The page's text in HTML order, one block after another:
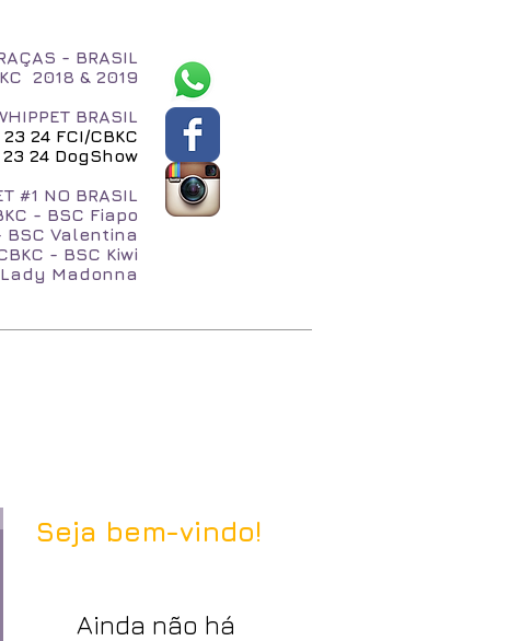
- BRASIL
2018 & 2019
BRASIL
24 FCI/CBKC
23 24 DogShow
#1 NO BRASIL
- BSC Fiapo
BSC Valentina
- BSC Kiwi
Lady Madonna
Seja bem-vindo!
Ainda não há